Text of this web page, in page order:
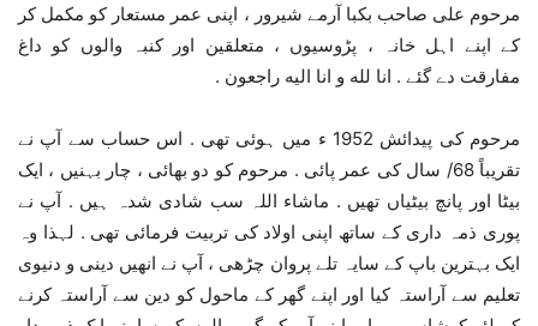
مرحوم علی صاحب بکبا آرمے شیرور ، اپنی عمر مستعار کو مکمل کر
کے اپنے اہل خانہ ، پڑوسیوں ، متعلقین اور کنبہ والوں کو داغ
مفارقت دے گئے . انا لله و انا الیه راجعون .
مرحوم کی پیدائش 1952 ء میں ہوئی تھی . اس حساب سے آپ نے
تقریباً 68/ سال کی عمر پائی . مرحوم کو دو بھائی ، چار بہنیں ، ایک
بیٹا اور پانچ بیٹیاں تھیں . ماشاء اللہ سب شادی شدہ ہیں . آپ نے
پوری ذمہ داری کے ساتھ اپنی اولاد کی تربیت فرمائی تھی . لہذا وہ
ایک بہترین باپ کے سایہ تلے پروان چڑھی ، آپ نے انھیں دینی و دنیوی
تعلیم سے آراستہ کیا اور اپنے گھر کے ماحول کو دین سے آراستہ کرنے